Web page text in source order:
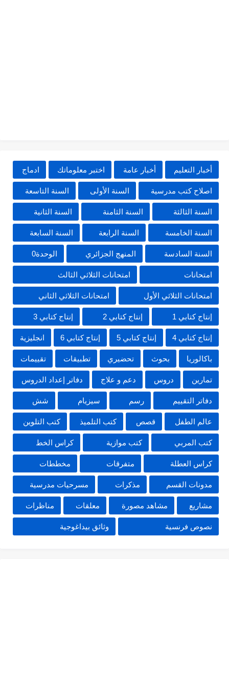
أخبار التعليم أخبار عامة اختبر معلوماتك ادماج
اصلاح كتب مدرسية السنة الأولى السنة التاسعة
السنة الثالثة السنة الثامنة السنة الثانية
السنة الخامسة السنة الرابعة السنة السابعة
السنة السادسة المنهج الجزائري الوحدة0
امتحانات امتحانات الثلاثي الثالث
امتحانات الثلاثي الأول امتحانات الثلاثي الثاني
إنتاج كتابي 1 إنتاج كتابي 2 إنتاج كتابي 3
إنتاج كتابي 4 إنتاج كتابي 5 إنتاج كتابي 6 انجليزية
باكالوريا بحوث تحضيري تطبيقات تقييمات
تمارين دروس دعم و علاج دفاتر إعداد الدروس
دفاتر التقييم رسم سيزيام شش
عالم الطفل قصص كتب التلميذ كتب التلوين
كتب المربي كتب موازية كراس الخط
كراس العطلة متفرقات مخططات
مدونات القسم مذكرات مسرحيات مدرسية
مشاريع مشاهد مصورة معلقات مناظرات
نصوص فرنسية وثائق بيداغوجية